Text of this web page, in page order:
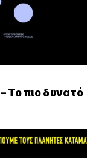
Το πιο δυνατό